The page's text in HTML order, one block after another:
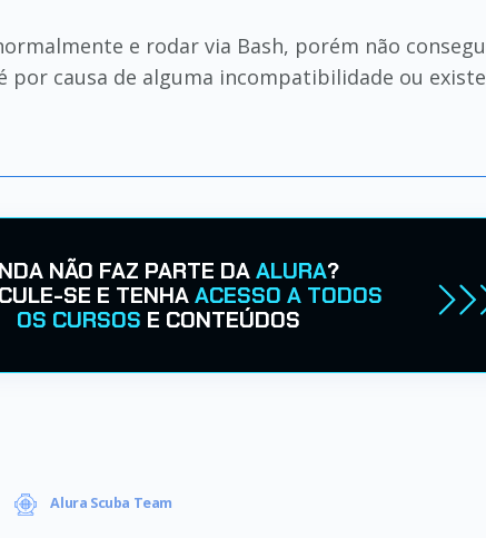
e rodar via Bash, porém não
por causa de alguma incompatibilidade ou
NÃO FAZ PARTE DAALURA?
SE E TENHAACESSO A TODOS
OS CURSOS E CONTEÚDOS
Alura Scuba Team